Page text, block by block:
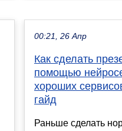
00:21, 26 Апр
Как сделать
помощью
хороших
гайд
Раньше сделать